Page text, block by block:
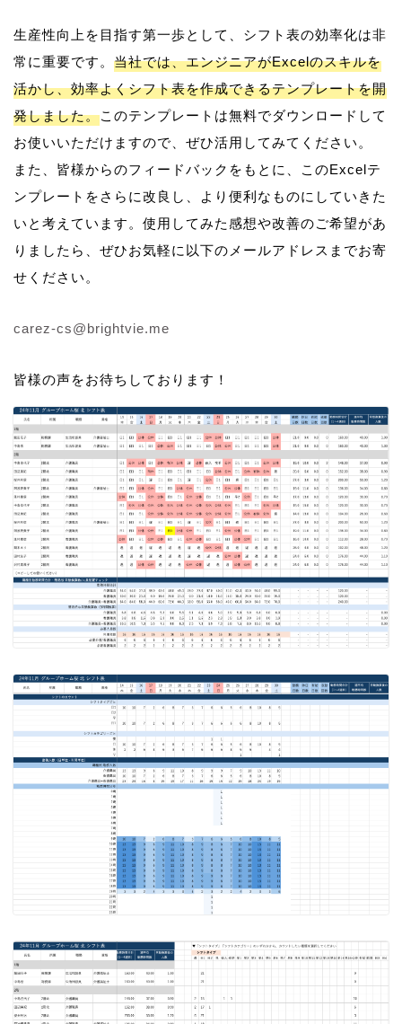
生産性向上を目指す第一歩として、シフト表の効率化は非
常に重要です。 当社では、エンジニアがExcelのスキルを
活かし、効率よくシフト表を作成できるテンプレートを開
発しました。このテンプレートは無料でダウンロードして
お使いいただけますので、ぜひ活用してみてください。
また、皆様からのフィードバックをもとに、このExcelテ
ンプレートをさらに改良し、より便利なものにしていきた
いと考えています。使用してみた感想や改善のご希望があ
りましたら、ぜひお気軽に以下のメールアドレスまでお寄
せください。
carez-cs@brightvie.me
皆様の声をお待ちしております！